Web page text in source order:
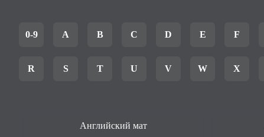
0-9 A B C D E F
R S T U V W X
Английский мат